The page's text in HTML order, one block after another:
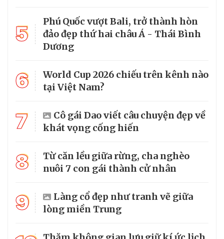
5
Phú Quốc vượt Bali, trở thành hòn
đảo đẹp thứ hai châu Á - Thái Bình
Dương
6
World Cup 2026 chiếu trên kênh nào
tại Việt Nam?
7
Cô gái Dao viết câu chuyện đẹp về
khát vọng cống hiến
8
Từ căn lều giữa rừng, cha nghèo
nuôi 7 con gái thành cử nhân
9
Làng cổ đẹp như tranh vẽ giữa
lòng miền Trung